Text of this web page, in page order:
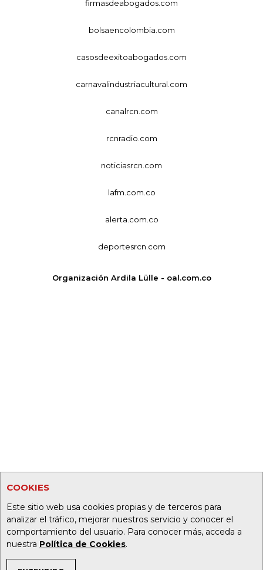
COOKIES
Este sitio web usa cookies propias y de terceros para
analizar el tráfico, mejorar nuestros servicio y conocer el
comportamiento del usuario. Para conocer más, acceda a
nuestra Política de Cookies.
firmasdeabogados.com
bolsaencolombia.com
casosdeexitoabogados.com
carnavalindustriacultural.com
canalrcn.com
rcnradio.com
noticiasrcn.com
lafm.com.co
alerta.com.co
deportesrcn.com
Organización Ardila Lülle - oal.com.co